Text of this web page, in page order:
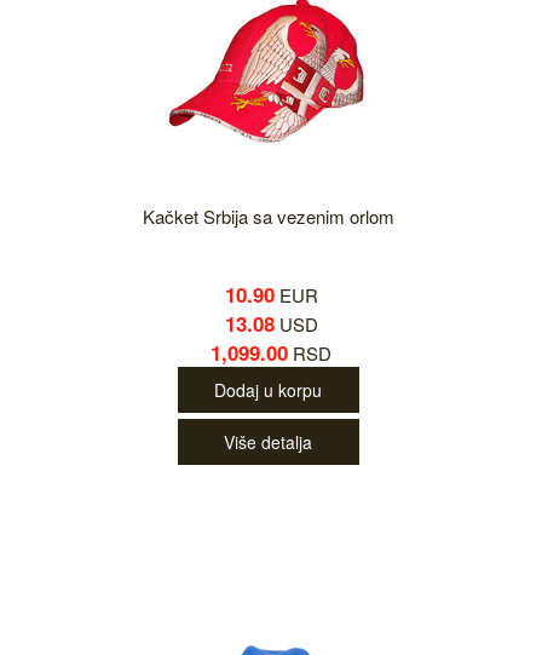
Kačket Srbija sa vezenim orlom
10.90EUR
13.08USD
1,099.00 RSD
Dodaj u korpu
Više detalja